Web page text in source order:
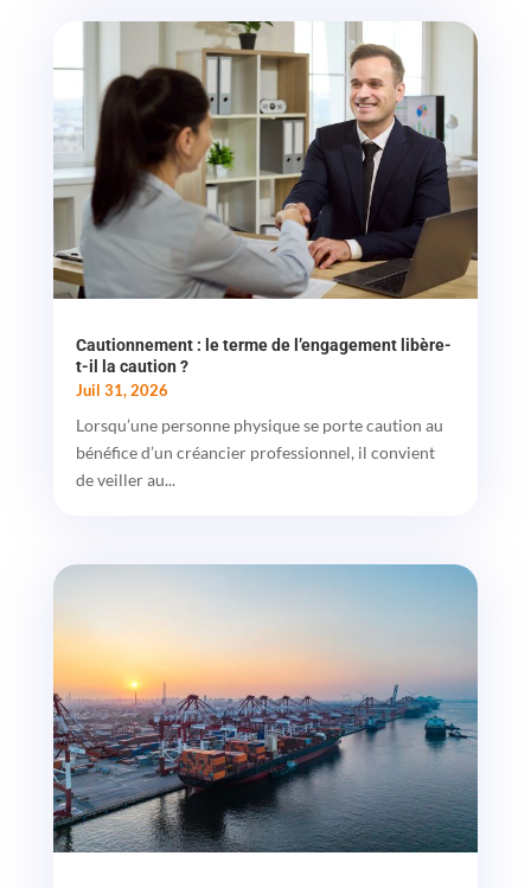
Cautionnement : le terme de l’engagement libère-
t-il la caution ?
Juil 31, 2026
Lorsqu’une personne physique se porte caution au
bénéfice d’un créancier professionnel, il convient
de veiller au...